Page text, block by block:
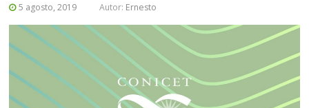
5 agosto, 2019 Autor: Ernesto